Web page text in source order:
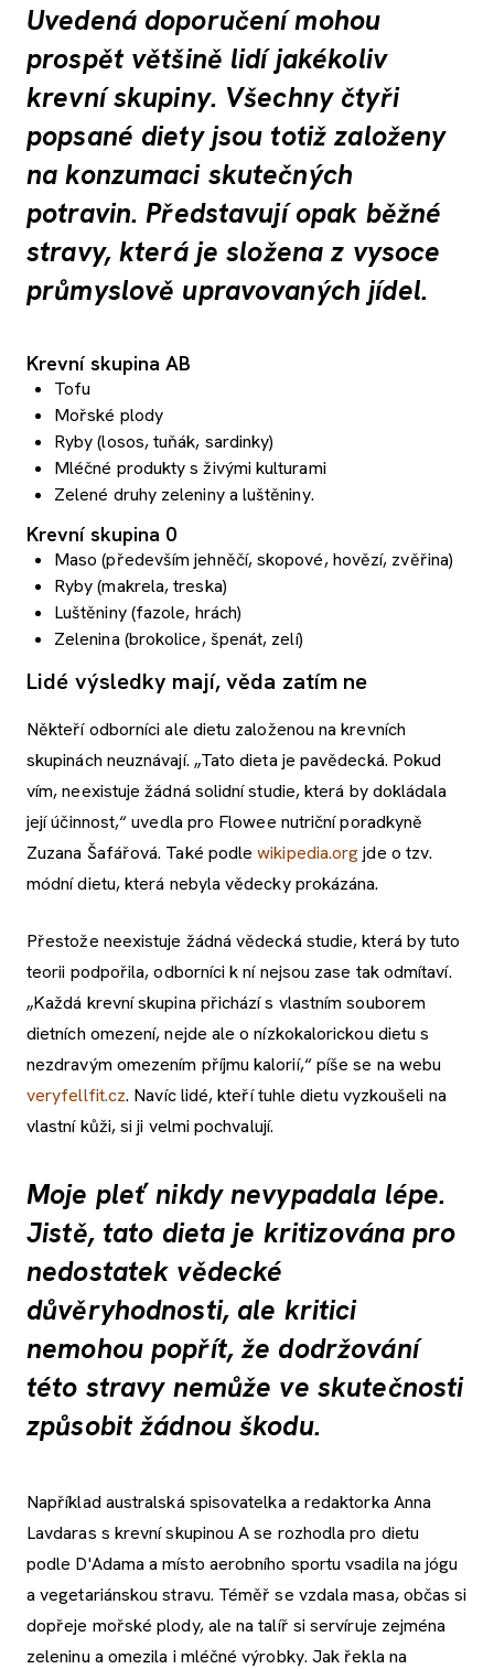
Uvedená doporučení mohou
prospět většině lidí jakékoliv
krevní skupiny. Všechny čtyři
popsané diety jsou totiž založeny
na konzumaci skutečných
potravin. Představují opak běžné
stravy, která je složena z vysoce
průmyslově upravovaných jídel.
Krevní skupina AB
Tofu
Mořské plody
Ryby (losos, tuňák, sardinky)
Mléčné produkty s živými kulturami
Zelené druhy zeleniny a luštěniny.
Krevní skupina 0
Maso (především jehněčí, skopové, hovězí, zvěřina)
Ryby (makrela, treska)
Luštěniny (fazole, hrách)
Zelenina (brokolice, špenát, zelí)
Lidé výsledky mají, věda zatím ne
Někteří odborníci ale dietu založenou na krevních
skupinách neuznávají. „Tato dieta je pavědecká. Pokud
vím, neexistuje žádná solidní studie, která by dokládala
její účinnost,“ uvedla pro Flowee nutriční poradkyně
Zuzana Šafářová. Také podlewikipedia.orgjde o tzv.
módní dietu, která nebyla vědecky prokázána.
Přestože neexistuje žádná vědecká studie, která by tuto
teorii podpořila, odborníci k ní nejsou zase tak odmítaví.
„Každá krevní skupina přichází s vlastním souborem
dietních omezení, nejde ale o nízkokalorickou dietu s
nezdravým omezením příjmu kalorií,“ píše se na webu
veryfellfit.cz. Navíc lidé, kteří tuhle dietu vyzkoušeli na
vlastní kůži, si ji velmi pochvalují.
Moje pleť nikdy nevypadala lépe.
Jistě, tato dieta je kritizována pro
nedostatek vědecké
důvěryhodnosti, ale kritici
nemohou popřít, že dodržování
této stravy nemůže ve skutečnosti
způsobit žádnou škodu.
Například australská spisovatelka a redaktorka Anna
Lavdaras s krevní skupinou A se rozhodla pro dietu
podle D'Adama a místo aerobního sportu vsadila na jógu
a vegetariánskou stravu. Téměř se vzdala masa, občas si
dopřeje mořské plody, ale na talíř si servíruje zejména
zeleninu a omezila i mléčné výrobky. Jak řekla na